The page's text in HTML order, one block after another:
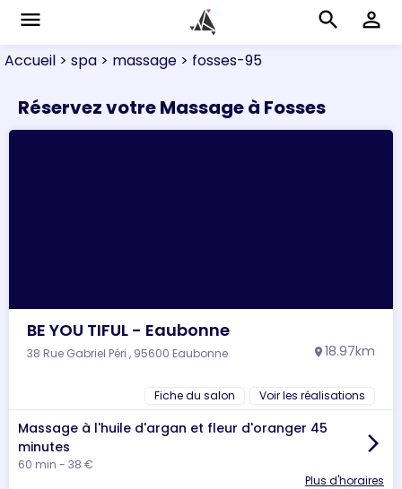
menu search perm_identity
Accueil > spa > massage > fosses-95
Réservez votre Massage à Fosses
BE YOU TIFUL - Eaubonne
38 Rue Gabriel Péri , 95600 Eaubonne location_on 18.97km
Fiche du salon Voir les réalisations
Massage à l'huile d'argan et fleur d'oranger 45
minutes
60 min - 38 €
arrow_forward_ios
Plus d'horaires